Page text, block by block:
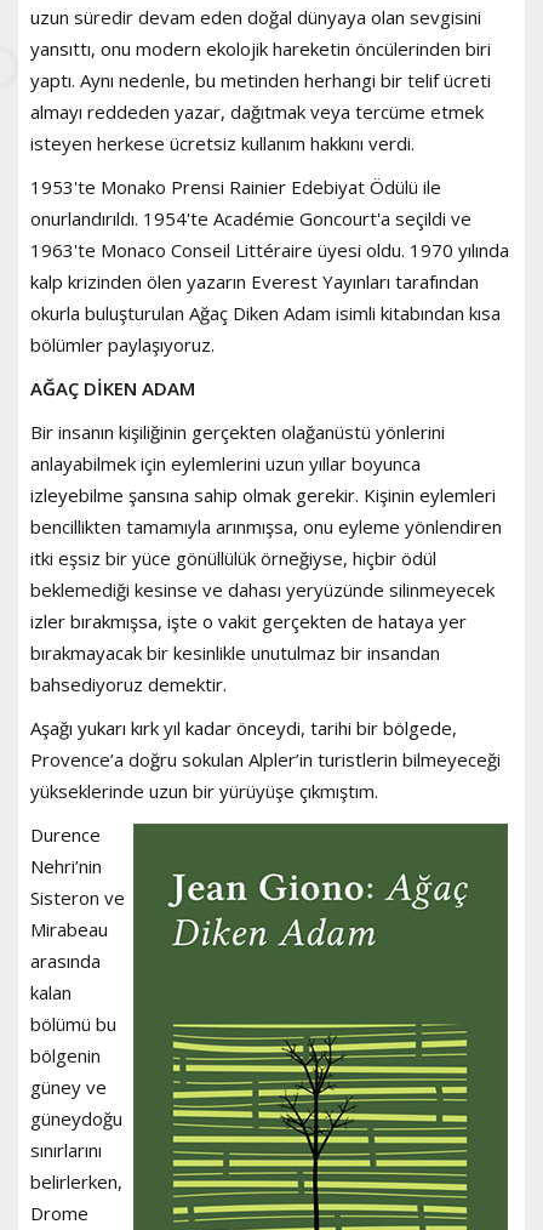
uzun süredir devam eden doğal dünyaya olan sevgisini
yansıttı, onu modern ekolojik hareketin öncülerinden biri
yaptı. Aynı nedenle, bu metinden herhangi bir telif ücreti
almayı reddeden yazar, dağıtmak veya tercüme etmek
isteyen herkese ücretsiz kullanım hakkını verdi.
1953'te Monako Prensi Rainier Edebiyat Ödülü ile
onurlandırıldı. 1954'te Académie Goncourt'a seçildi ve
1963'te Monaco Conseil Littéraire üyesi oldu. 1970 yılında
kalp krizinden ölen yazarın Everest Yayınları tarafından
okurla buluşturulan Ağaç Diken Adam isimli kitabından kısa
bölümler paylaşıyoruz.
AĞAÇ DİKEN ADAM
Bir insanın kişiliğinin gerçekten olağanüstü yönlerini
anlayabilmek için eylemlerini uzun yıllar boyunca
izleyebilme şansına sahip olmak gerekir. Kişinin eylemleri
bencillikten tamamıyla arınmışsa, onu eyleme yönlendiren
itki eşsiz bir yüce gönüllülük örneğiyse, hiçbir ödül
beklemediği kesinse ve dahası yeryüzünde silinmeyecek
izler bırakmışsa, işte o vakit gerçekten de hataya yer
bırakmayacak bir kesinlikle unutulmaz bir insandan
bahsediyoruz demektir.
Aşağı yukarı kırk yıl kadar önceydi, tarihi bir bölgede,
Provence’a doğru sokulan Alpler’in turistlerin bilmeyeceği
yükseklerinde uzun bir yürüyüşe çıkmıştım.
Durence
Nehri’nin
Sisteron ve
Mirabeau
arasında
kalan
bölümü bu
bölgenin
güney ve
güneydoğu
sınırlarını
belirlerken,
Drome